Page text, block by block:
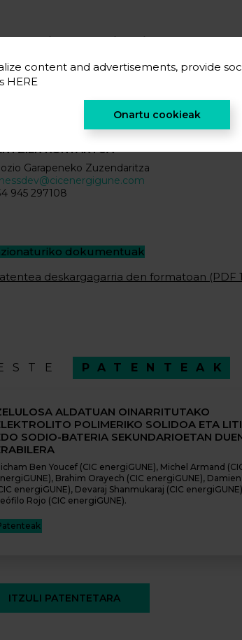
aplikazioa
geldikorra biltegiratzeko aplikazioak
KONTAKTUA
Garapeneko Zuzendaritza
945 297108
dokumentuak
deskargagarria den formatoan (PDF
PATENTEAK
ALDATUAN OINARRITUTAKO
POLIMERIKO SOLIDOA ETA
SODIO-BATERIA SEKUNDARIOETAN
Ben Youcef (CIC energiGUNE), Michel Armand
Brahim Orayech (CIC energiGUNE), Damien
energiGUNE), Devaraj Shanmukaraj (CIC
Rojo (CIC energiGUNE).
ITZULI PATENTETARA
content and advertisements, provide
HERE
Onartu cookieak